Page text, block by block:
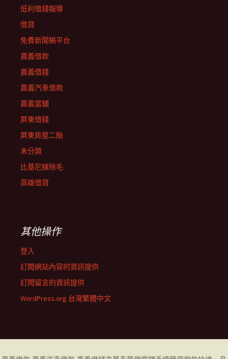
低利借錢報導
借貸
免費新聞稿平台
嘉義借款
嘉義借錢
嘉義汽車借款
嘉義當舖
屏東借錢
屏東房屋二胎
未分類
比基尼線除毛
高雄借貸
其他操作
登入
訂閱網站內容的資訊提供
訂閱留言的資訊提供
WordPress.org 台灣繁體中文